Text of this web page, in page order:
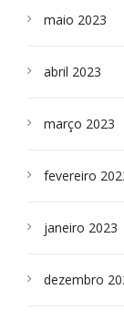
maio 2023
abril 2023
março 2023
fevereiro
janeiro 2023
dezembro